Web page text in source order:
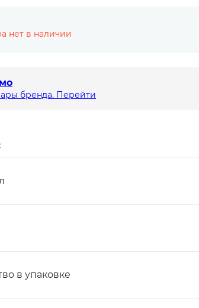
нет в наличии
бренда. Перейти
в упаковке